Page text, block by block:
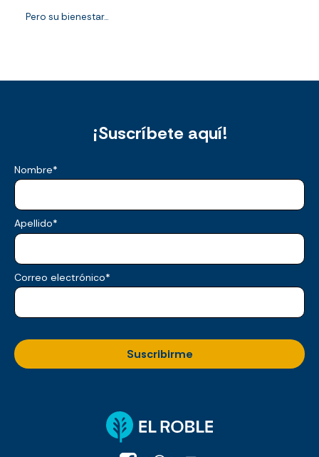
Pero su bienestar...
¡Suscríbete aquí!
Nombre*
Apellido*
Correo electrónico*